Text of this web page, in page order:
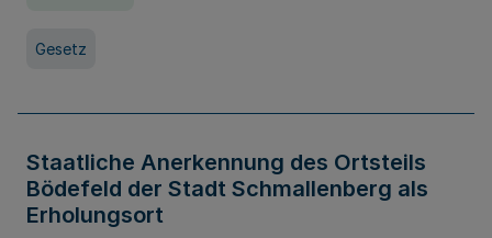
Gesetz
Staatliche Anerkennung des Ortsteils
Bödefeld der Stadt Schmallenberg als
Erholungsort